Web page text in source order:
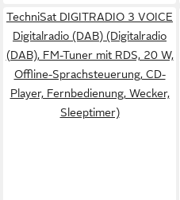
TechniSat DIGITRADIO 3 VOICE
Digitalradio (DAB) (Digitalradio
(DAB), FM-Tuner mit RDS, 20 W,
Offline-Sprachsteuerung, CD-
Player, Fernbedienung, Wecker,
Sleeptimer)